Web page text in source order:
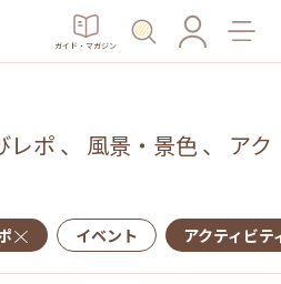
ガイド・マガジン
レポ 、 風景・景色、 アク
イベント アクティビテ